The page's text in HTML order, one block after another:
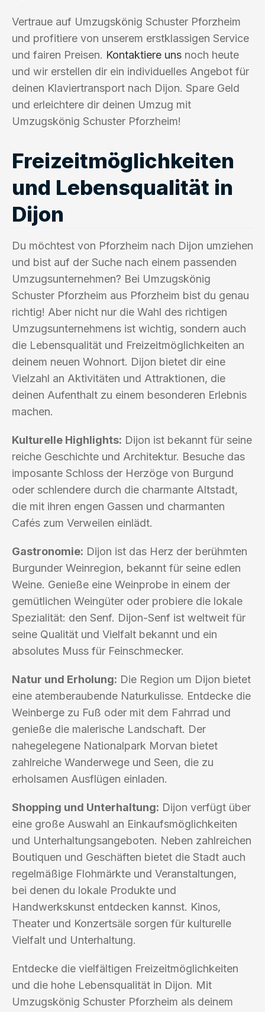
Vertraue auf Umzugskönig Schuster Pforzheim
und profitiere von unserem erstklassigen Service
und fairen Preisen. Kontaktiere uns noch heute
und wir erstellen dir ein individuelles Angebot für
deinen Klaviertransport nach Dijon. Spare Geld
und erleichtere dir deinen Umzug mit
Umzugskönig Schuster Pforzheim!
Freizeitmöglichkeiten
und Lebensqualität in
Dijon
Du möchtest von Pforzheim nach Dijon umziehen
und bist auf der Suche nach einem passenden
Umzugsunternehmen? Bei Umzugskönig
Schuster Pforzheim aus Pforzheim bist du genau
richtig! Aber nicht nur die Wahl des richtigen
Umzugsunternehmens ist wichtig, sondern auch
die Lebensqualität und Freizeitmöglichkeiten an
deinem neuen Wohnort. Dijon bietet dir eine
Vielzahl an Aktivitäten und Attraktionen, die
deinen Aufenthalt zu einem besonderen Erlebnis
machen.
Kulturelle Highlights: Dijon ist bekannt für seine
reiche Geschichte und Architektur. Besuche das
imposante Schloss der Herzöge von Burgund
oder schlendere durch die charmante Altstadt,
die mit ihren engen Gassen und charmanten
Cafés zum Verweilen einlädt.
Gastronomie: Dijon ist das Herz der berühmten
Burgunder Weinregion, bekannt für seine edlen
Weine. Genieße eine Weinprobe in einem der
gemütlichen Weingüter oder probiere die lokale
Spezialität: den Senf. Dijon-Senf ist weltweit für
seine Qualität und Vielfalt bekannt und ein
absolutes Muss für Feinschmecker.
Natur und Erholung: Die Region um Dijon bietet
eine atemberaubende Naturkulisse. Entdecke die
Weinberge zu Fuß oder mit dem Fahrrad und
genieße die malerische Landschaft. Der
nahegelegene Nationalpark Morvan bietet
zahlreiche Wanderwege und Seen, die zu
erholsamen Ausflügen einladen.
Shopping und Unterhaltung: Dijon verfügt über
eine große Auswahl an Einkaufsmöglichkeiten
und Unterhaltungsangeboten. Neben zahlreichen
Boutiquen und Geschäften bietet die Stadt auch
regelmäßige Flohmärkte und Veranstaltungen,
bei denen du lokale Produkte und
Handwerkskunst entdecken kannst. Kinos,
Theater und Konzertsäle sorgen für kulturelle
Vielfalt und Unterhaltung.
Entdecke die vielfältigen Freizeitmöglichkeiten
und die hohe Lebensqualität in Dijon. Mit
Umzugskönig Schuster Pforzheim als deinem